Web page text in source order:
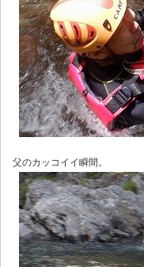
父のカッコイイ瞬間。